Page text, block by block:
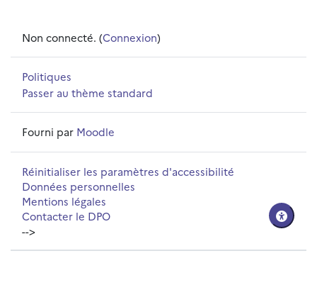
Non connecté. (Connexion)
Politiques
Passer au thème standard
Fourni par Moodle
Réinitialiser les paramètres d'accessibilité
Données personnelles
Mentions légales
Contacter le DPO
-->